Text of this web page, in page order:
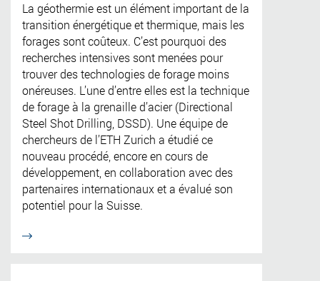
La géothermie est un élément important de la
transition énergétique et thermique, mais les
forages sont coûteux. C’est pourquoi des
recherches intensives sont menées pour
trouver des technologies de forage moins
onéreuses. L’une d’entre elles est la technique
de forage à la grenaille d’acier (Directional
Steel Shot Drilling, DSSD). Une équipe de
chercheurs de l’ETH Zurich a étudié ce
nouveau procédé, encore en cours de
développement, en collaboration avec des
partenaires internationaux et a évalué son
potentiel pour la Suisse.